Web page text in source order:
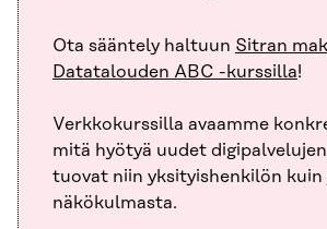
Ota sääntely haltuun Sitran
Datatalouden ABC -kurssilla!
Verkkokurssilla avaamme
mitä hyötyä uudet
tuovat niin yksityishenkilön kuin
näkökulmasta.